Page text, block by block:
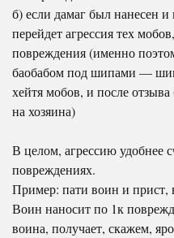
б) если дамаг был нанесен
перейдет агрессия тех
повреждения (именно
баобабом под шипами —
хейтя мобов, и после
на хозяина)
В целом, агрессию удобнее
повреждениях.
Пример: пати воин и прист,
Воин наносит по 1к
воина, получает, скажем,